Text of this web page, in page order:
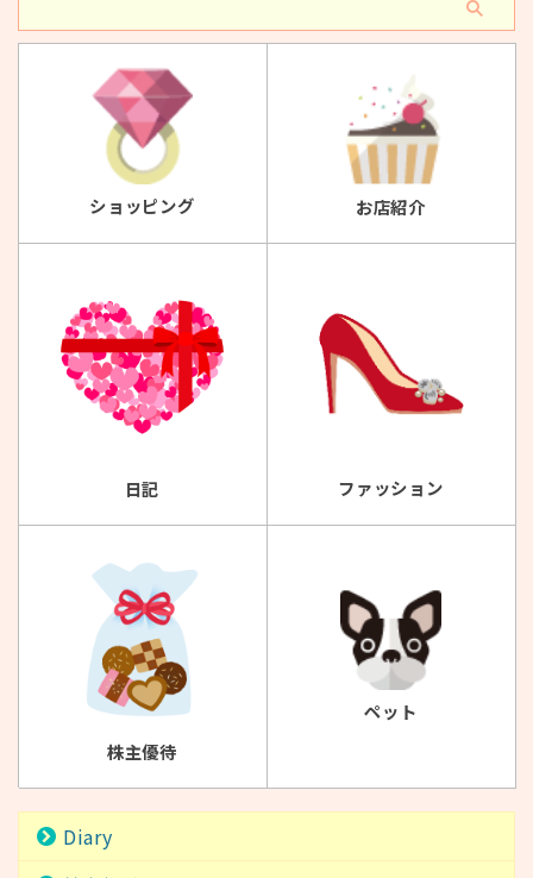
ショッピング お店紹介
日記 ファッション
株主優待
ペット
Diary